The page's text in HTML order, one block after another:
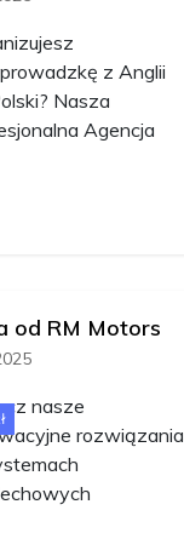
z Anglii
Nasza
Agencja
od RM Motors
nasze
rozwiązania